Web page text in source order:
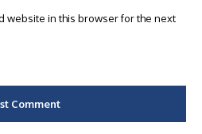
website in this browser for the next